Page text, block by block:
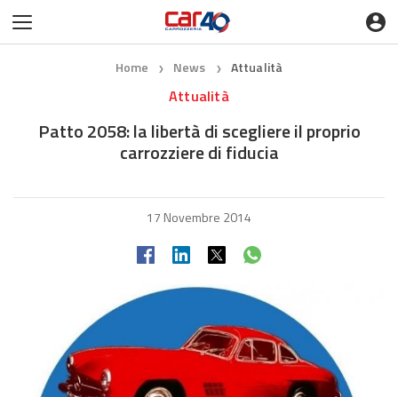
Home ❯ News ❯ Attualità
Attualità
Patto 2058: la libertà di scegliere il proprio
carrozziere di fiducia
17 Novembre 2014